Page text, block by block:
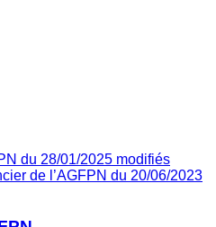
du 28/01/2025 modifiés
de l’AGFPN du 20/06/2023